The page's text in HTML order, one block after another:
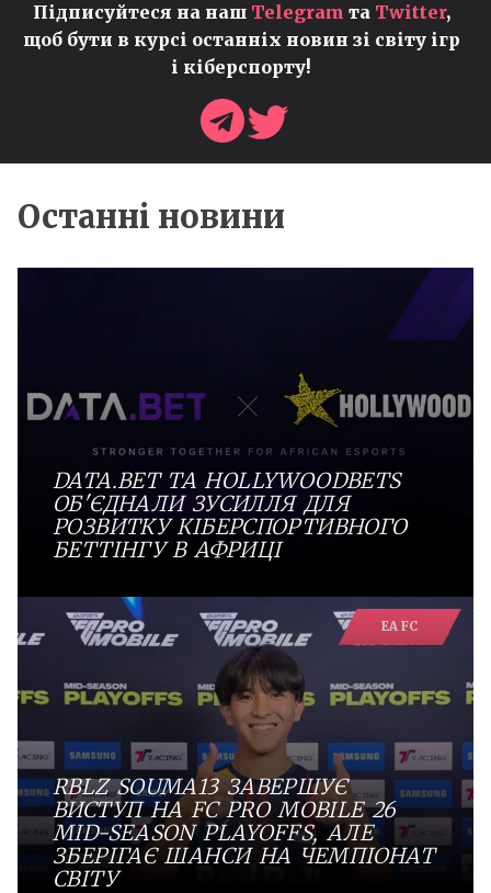
Підписуйтеся на наш Telegram та Twitter,
щоб бути в курсі останніх новин зі світу ігр
і кіберспорту!
Останні новини
DATA.BET ТА HOLLYWOODBETS
ОБ'ЄДНАЛИ ЗУСИЛЛЯ ДЛЯ
РОЗВИТКУ КІБЕРСПОРТИВНОГО
БЕТТІНГУ В АФРИЦІ
EA FC
RBLZ SOUMA13 ЗАВЕРШУЄ
ВИСТУП НА FC PRO MOBILE 26
MID-SEASON PLAYOFFS, АЛЕ
ЗБЕРІГАЄ ШАНСИ НА ЧЕМПІОНАТ
СВІТУ